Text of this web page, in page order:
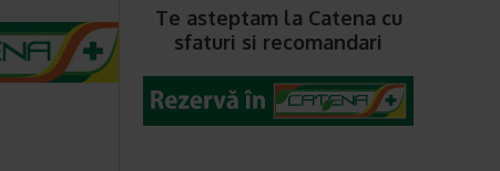
Te asteptam la Catena cu
sfaturi si recomandari